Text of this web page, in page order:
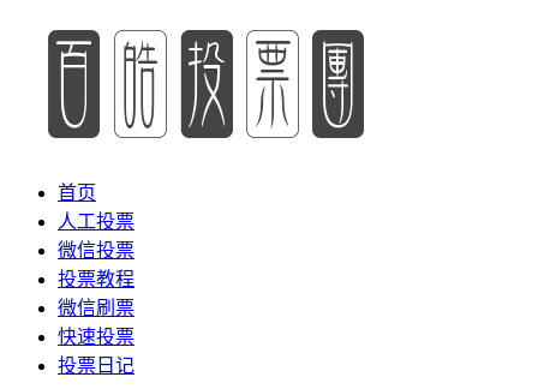
首页
人工投票
微信投票
投票教程
微信刷票
快速投票
投票日记